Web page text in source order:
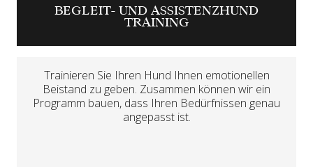
BEGLEIT- UND ASSISTENZHUND
TRAINING
Trainieren Sie Ihren Hund Ihnen emotionellen
Beistand zu geben. Zusammen können wir ein
Programm bauen, dass Ihren Bedürfnissen genau
angepasst ist.